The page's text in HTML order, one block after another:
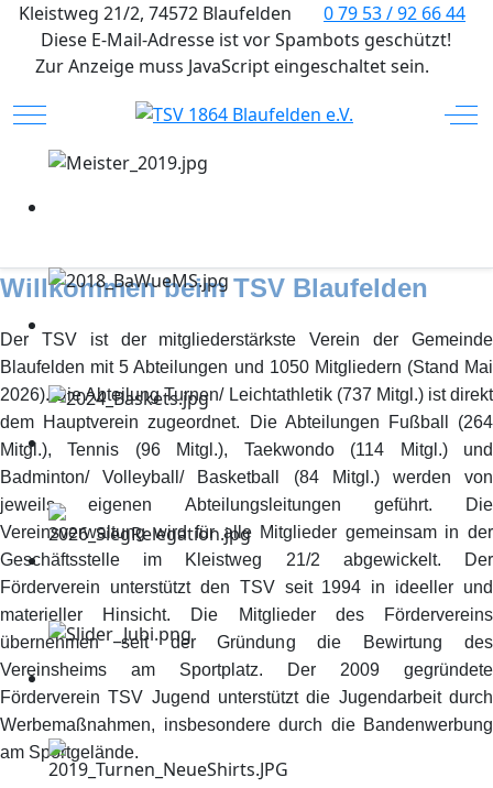
Kleistweg 21/2, 74572 Blaufelden
0 79 53 / 92 66 44
Diese E-Mail-Adresse ist vor Spambots geschützt!
Zur Anzeige muss JavaScript eingeschaltet sein.
Mobile Menu Toggle
Willkommen beim TSV Blaufelden
Der TSV ist der mitgliederstärkste Verein der Gemeinde
Blaufelden mit 5 Abteilungen und 1050 Mitgliedern (Stand Mai
2026). Die Abteilung Turnen/ Leichtathletik (737 Mitgl.) ist direkt
dem Hauptverein zugeordnet. Die Abteilungen Fußball (264
Mitgl.), Tennis (96 Mitgl.), Taekwondo (114 Mitgl.) und
Badminton/ Volleyball/ Basketball (84 Mitgl.) werden von
jeweils eigenen Abteilungsleitungen geführt. Die
Vereinsverwaltung wird für alle Mitglieder gemeinsam in der
Geschäftsstelle im Kleistweg 21/2 abgewickelt. Der
Förderverein unterstützt den TSV seit 1994 in ideeller und
materieller Hinsicht. Die Mitglieder des Fördervereins
übernehmen seit der Gründung die Bewirtung des
Vereinsheims am Sportplatz. Der 2009 gegründete
Förderverein TSV Jugend unterstützt die Jugendarbeit durch
Werbemaßnahmen, insbesondere durch die Bandenwerbung
am Sportgelände.